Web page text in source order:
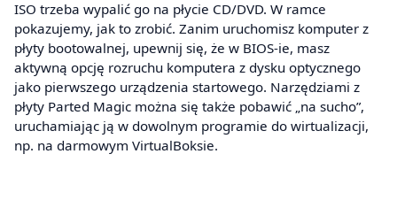
ISO trzeba wypalić go na płycie CD/DVD. W ramce
pokazujemy, jak to zrobić. Zanim uruchomisz komputer z
płyty bootowalnej, upewnij się, że w BIOS-ie, masz
aktywną opcję rozruchu komputera z dysku optycznego
jako pierwszego urządzenia startowego. Narzędziami z
płyty Parted Magic można się także pobawić „na sucho”,
uruchamiając ją w dowolnym programie do wirtualizacji,
np. na darmowym VirtualBoksie.